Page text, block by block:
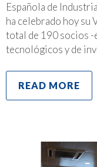
Española de
ha celebrado hoy su
total de 190 socios -
tecnológicos y de
READ MORE